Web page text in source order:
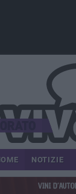
NOTIZIE